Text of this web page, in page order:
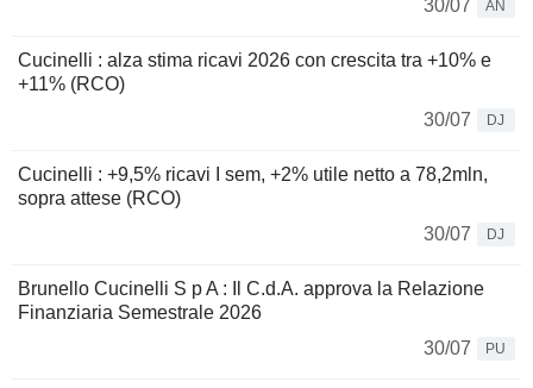
30/07
AN
Cucinelli : alza stima ricavi 2026 con crescita tra +10% e
+11% (RCO)
30/07
DJ
Cucinelli : +9,5% ricavi I sem, +2% utile netto a 78,2mln,
sopra attese (RCO)
30/07
DJ
Brunello Cucinelli S p A : Il C.d.A. approva la Relazione
Finanziaria Semestrale 2026
30/07
PU